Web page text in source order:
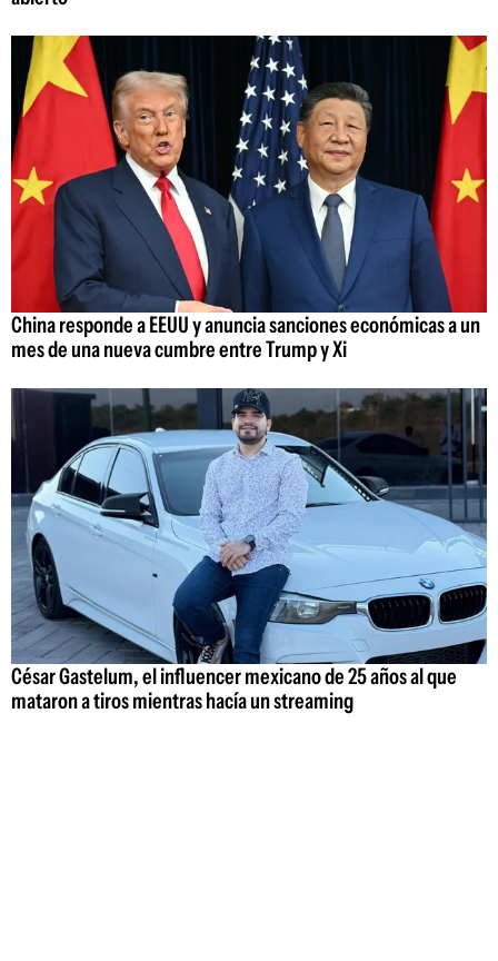
China responde a EEUU y anuncia sanciones económicas a un
mes de una nueva cumbre entre Trump y Xi
César Gastelum, el influencer mexicano de 25 años al que
mataron a tiros mientras hacía un streaming